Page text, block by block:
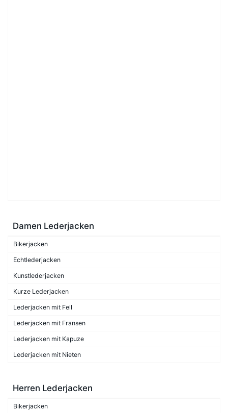
Damen Lederjacken
Bikerjacken
Echtlederjacken
Kunstlederjacken
Kurze Lederjacken
Lederjacken mit Fell
Lederjacken mit Fransen
Lederjacken mit Kapuze
Lederjacken mit Nieten
Herren Lederjacken
Bikerjacken